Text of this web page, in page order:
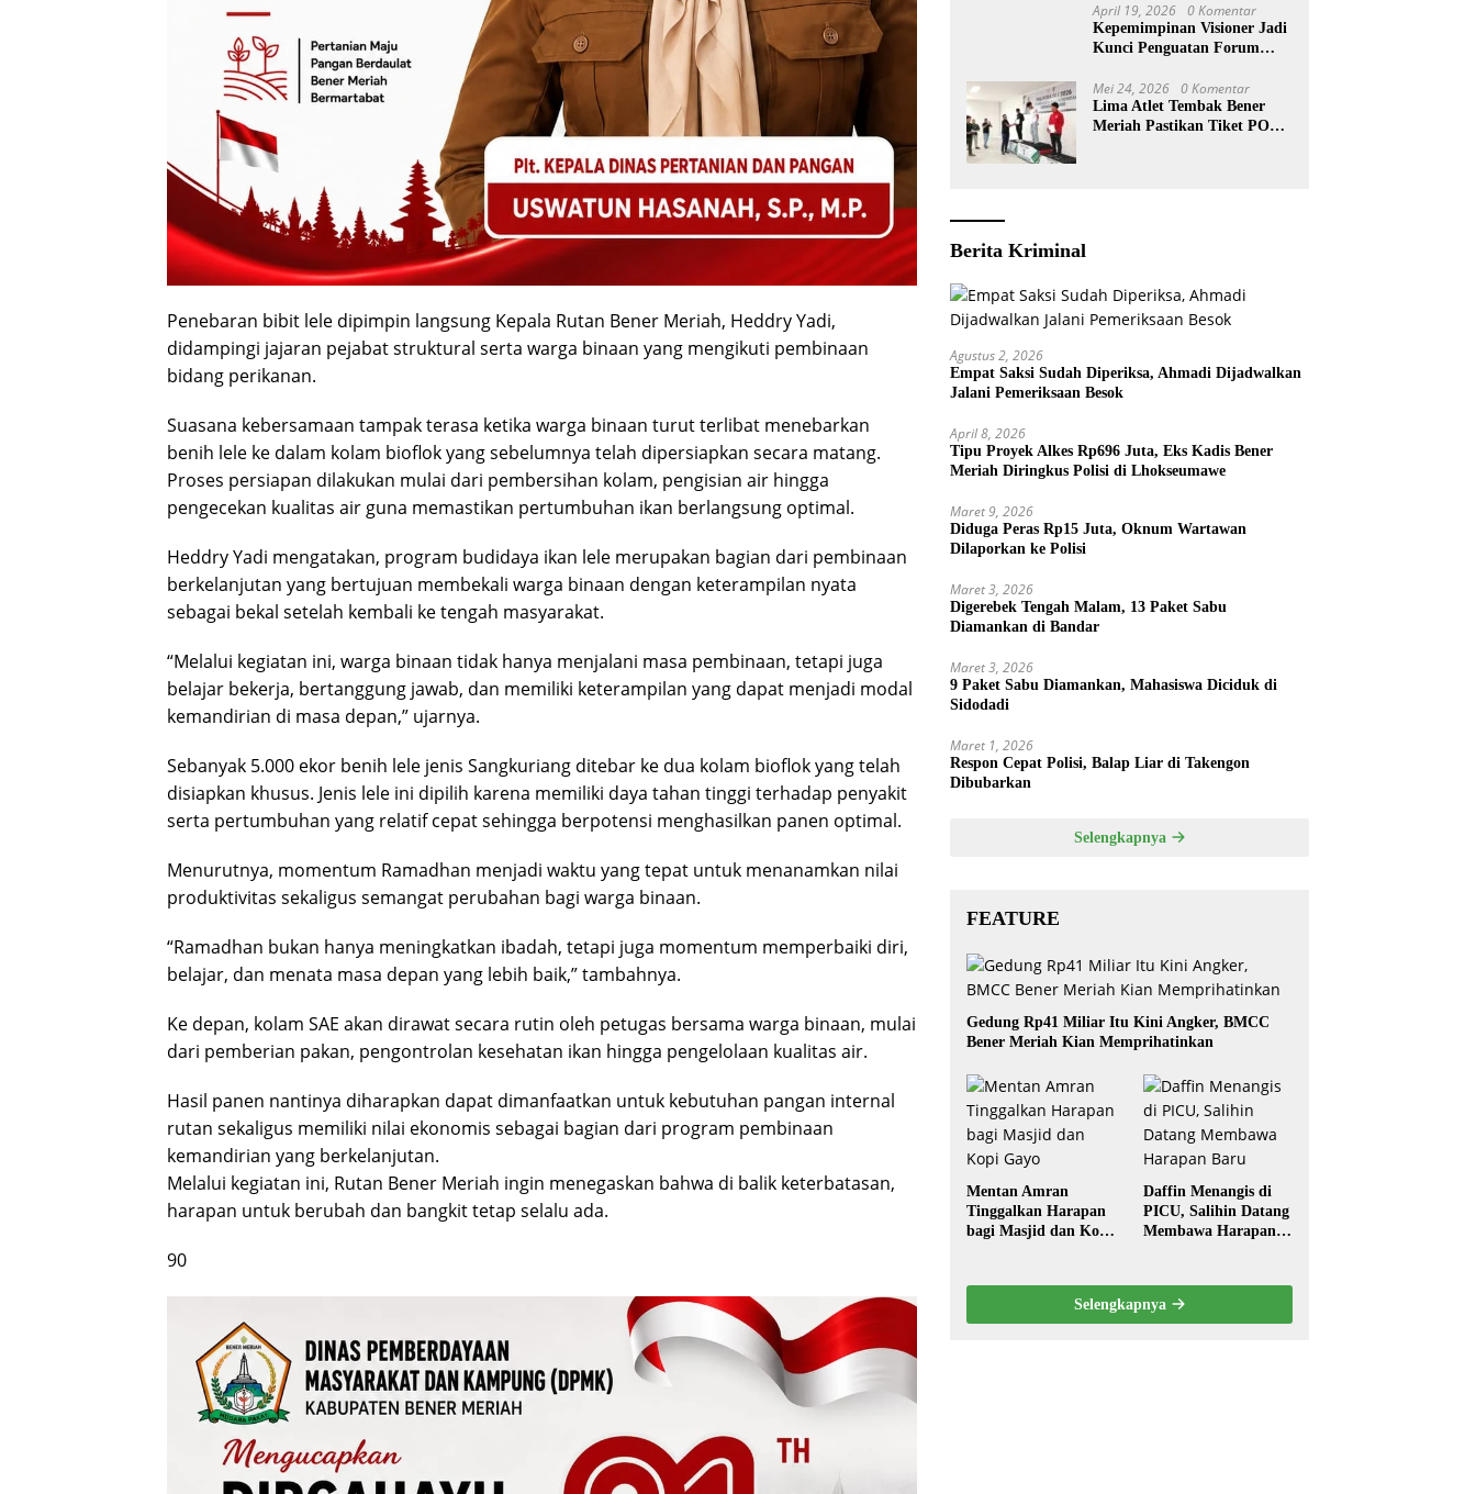
Penebaran bibit lele dipimpin langsung Kepala Rutan Bener Meriah, Heddry Yadi,
didampingi jajaran pejabat struktural serta warga binaan yang mengikuti pembinaan
bidang perikanan.
Suasana kebersamaan tampak terasa ketika warga binaan turut terlibat menebarkan
benih lele ke dalam kolam bioflok yang sebelumnya telah dipersiapkan secara matang.
Proses persiapan dilakukan mulai dari pembersihan kolam, pengisian air hingga
pengecekan kualitas air guna memastikan pertumbuhan ikan berlangsung optimal.
Heddry Yadi mengatakan, program budidaya ikan lele merupakan bagian dari pembinaan
berkelanjutan yang bertujuan membekali warga binaan dengan keterampilan nyata
sebagai bekal setelah kembali ke tengah masyarakat.
“Melalui kegiatan ini, warga binaan tidak hanya menjalani masa pembinaan, tetapi juga
belajar bekerja, bertanggung jawab, dan memiliki keterampilan yang dapat menjadi modal
kemandirian di masa depan,” ujarnya.
Sebanyak 5.000 ekor benih lele jenis Sangkuriang ditebar ke dua kolam bioflok yang telah
disiapkan khusus. Jenis lele ini dipilih karena memiliki daya tahan tinggi terhadap penyakit
serta pertumbuhan yang relatif cepat sehingga berpotensi menghasilkan panen optimal.
Menurutnya, momentum Ramadhan menjadi waktu yang tepat untuk menanamkan nilai
produktivitas sekaligus semangat perubahan bagi warga binaan.
“Ramadhan bukan hanya meningkatkan ibadah, tetapi juga momentum memperbaiki diri,
belajar, dan menata masa depan yang lebih baik,” tambahnya.
Ke depan, kolam SAE akan dirawat secara rutin oleh petugas bersama warga binaan, mulai
dari pemberian pakan, pengontrolan kesehatan ikan hingga pengelolaan kualitas air.
Hasil panen nantinya diharapkan dapat dimanfaatkan untuk kebutuhan pangan internal
rutan sekaligus memiliki nilai ekonomis sebagai bagian dari program pembinaan
kemandirian yang berkelanjutan.
Melalui kegiatan ini, Rutan Bener Meriah ingin menegaskan bahwa di balik keterbatasan,
harapan untuk berubah dan bangkit tetap selalu ada.
90
April 19, 2026 0 Komentar
Kepemimpinan Visioner Jadi
Kunci Penguatan Forum
Mei 24, 2026 0 Komentar
Lima Atlet Tembak Bener
Meriah Pastikan Tiket PORA
Berita Kriminal
Agustus 2, 2026
Empat Saksi Sudah Diperiksa, Ahmadi Dijadwalkan
Jalani Pemeriksaan Besok
April 8, 2026
Tipu Proyek Alkes Rp696 Juta, Eks Kadis Bener
Meriah Diringkus Polisi di Lhokseumawe
Maret 9, 2026
Diduga Peras Rp15 Juta, Oknum Wartawan
Dilaporkan ke Polisi
Maret 3, 2026
Digerebek Tengah Malam, 13 Paket Sabu
Diamankan di Bandar
Maret 3, 2026
9 Paket Sabu Diamankan, Mahasiswa Diciduk di
Sidodadi
Maret 1, 2026
Respon Cepat Polisi, Balap Liar di Takengon
Dibubarkan
Selengkapnya
FEATURE
Gedung Rp41 Miliar Itu Kini Angker, BMCC
Bener Meriah Kian Memprihatinkan
Mentan Amran
Tinggalkan Harapan
bagi Masjid dan Kopi
Daffin Menangis di
PICU, Salihin Datang
Membawa Harapan
Selengkapnya